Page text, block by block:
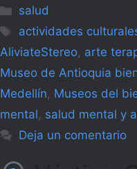
Categorías
salud
Etiquetas
actividades
AliviateStereo, arte
Museo de Antioquia
Medellín, Museos del
mental, salud mental y
Deja un comentario